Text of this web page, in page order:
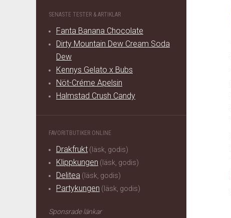
SENASTE TESTER & ARTIKLAR
Fanta Banana Chocolate
Dirty Mountain Dew Cream Soda
Dew
Kennys Gelato x Bubs
Nöt-Créme Apelsin
Halmstad Crush Candy
FAVORITBUTIKER ONLINE
Drakfrukt (läsk, godis)
Klippkungen (läsk, godis)
Delitea (läsk, godis)
Partykungen (läsk, godis)
Sponsrade länkar